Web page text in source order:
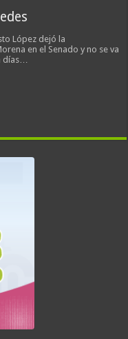
López dejó la
en el Senado y no se va
días…